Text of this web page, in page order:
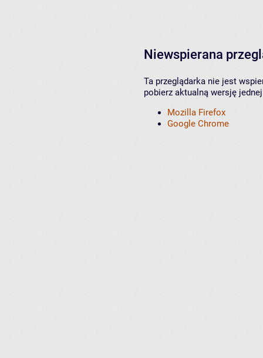
Niewspierana
Ta przeglądarka nie jest
pobierz aktualną wersję
Mozilla Firefox
Google Chrome